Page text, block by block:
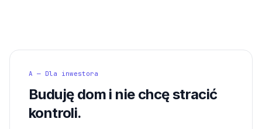
A — Dla inwestora
Buduję dom i nie chcę stracić
kontroli.